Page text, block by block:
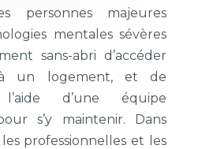
personnes majeures
mentales sévères
sans-abri d’accéder
à un logement, et de
d’une équipe
s’y maintenir. Dans
professionnelles et les